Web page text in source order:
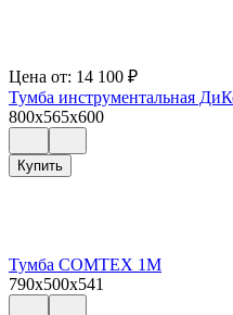
Цена от: 14 100 ₽
Тумба инструментальная
800x565x600
Купить
Тумба COMTEX 1М
790x500x541